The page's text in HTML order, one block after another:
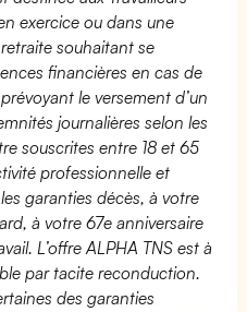
exercice ou dans une
souhaitant se
financières en cas de
le versement d’un
journalières selon les
souscrites entre 18 et 65
professionnelle et
garanties décès, à votre
à votre 67e anniversaire
L’offre ALPHA TNS est à
par tacite reconduction.
des garanties